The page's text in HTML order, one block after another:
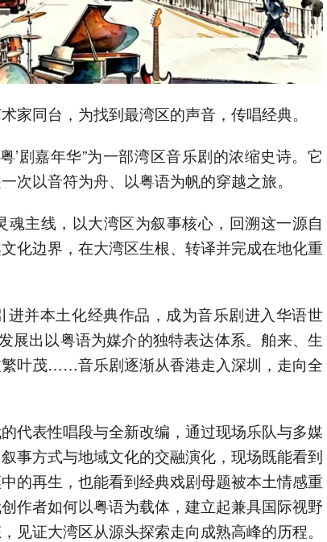
家同台，为找到最湾区的声音，传唱经典。
’剧嘉年华”为一部湾区音乐剧的浓缩史诗。它
次以音符为舟、以粤语为帆的穿越之旅。
魂主线，以大湾区为叙事核心，回溯这一源自
化边界，在大湾区生根、转译并完成在地化重
进并本土化经典作品，成为音乐剧进入华语世
展出以粤语为媒介的独特表达体系。舶来、生
叶茂……音乐剧逐渐从香港走入深圳，走向全
代表性唱段与全新改编，通过现场乐队与多媒
事方式与地域文化的交融演化，现场既能看到
的再生，也能看到经典戏剧母题被本土情感重
作者如何以粤语为载体，建立起兼具国际视野
见证大湾区从源头探索走向成熟高峰的历程。